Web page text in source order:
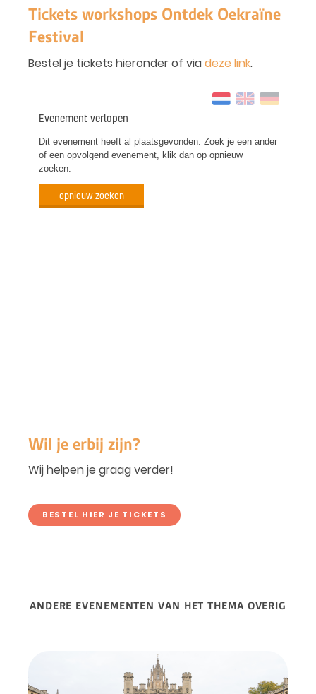
Tickets workshops Ontdek Oekraïne
Festival
Bestel je tickets hieronder of viadeze link.
Wil je erbij zijn?
Wij helpen je graag verder!
BESTEL HIER JE TICKETS
ANDERE EVENEMENTEN VAN HET THEMA OVERIG